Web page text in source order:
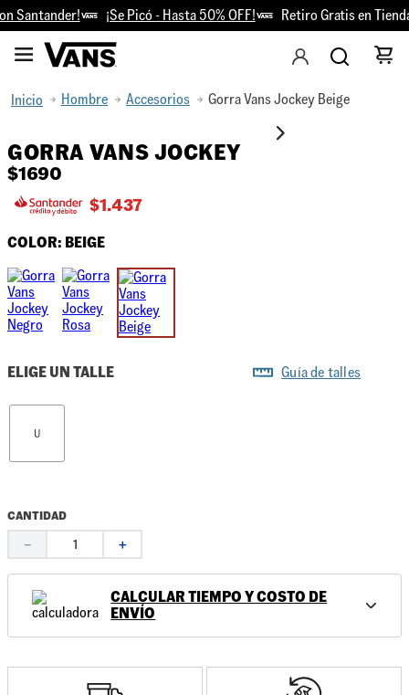
Santander! ¡Se Picó - Hasta 50% OFF! Retiro Gratis en
Hombre Accesorios Gorra Vans Jockey Beige
GORRA VANS JOCKEY
$1690
$1.437
COLOR: BEIGE
ELIGE UN TALLE Guía de talles
U
CANTIDAD
＋
－
CALCULAR TIEMPO Y COSTO DE
ENVÍO